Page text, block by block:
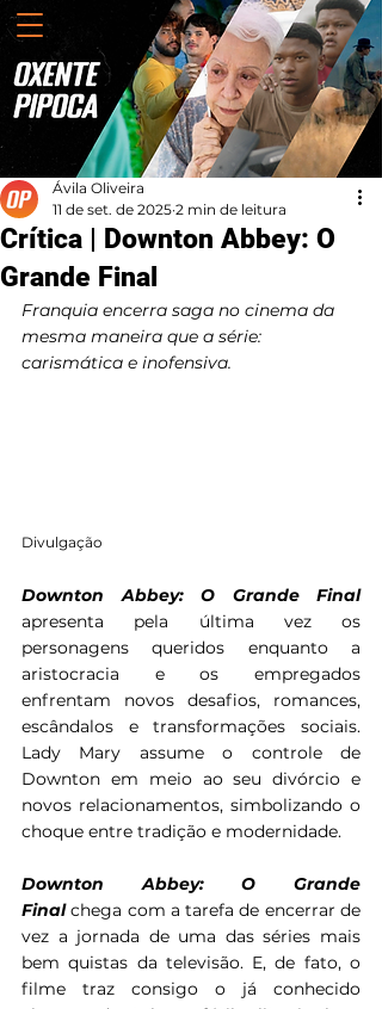
Crítica | Downton Abbey: O
Grande Final
Ávila Oliveira
11 de set. de 2025 2 min de leitura
Franquia encerra saga no cinema da
mesma maneira que a série:
carismática e inofensiva.
Divulgação
Downton Abbey: O Grande Final
apresenta pela última vez os
personagens queridos enquanto a
aristocracia e os empregados
enfrentam novos desafios, romances,
escândalos e transformações sociais.
Lady Mary assume o controle de
Downton em meio ao seu divórcio e
novos relacionamentos, simbolizando o
choque entre tradição e modernidade.
Downton Abbey: O Grande
Final chega com a tarefa de encerrar de
vez a jornada de uma das séries mais
bem quistas da televisão. E, de fato, o
filme traz consigo o já conhecido